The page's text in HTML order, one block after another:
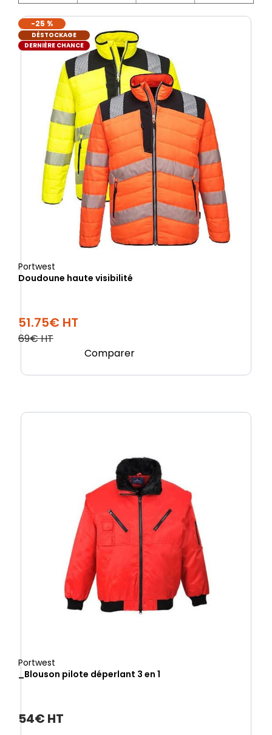
-25 %
DÉSTOCKAGE
DERNIÈRE CHANCE
Portwest
Doudoune haute visibilité
51.75€ HT
69€ HT
Comparer
Portwest
_Blouson pilote déperlant 3 en 1
54€ HT